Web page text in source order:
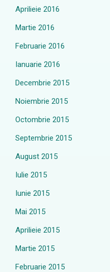
Aprilieie 2016
Martie 2016
Februarie 2016
Ianuarie 2016
Decembrie 2015
Noiembrie 2015
Octombrie 2015
Septembrie 2015
August 2015
Iulie 2015
Iunie 2015
Mai 2015
Aprilieie 2015
Martie 2015
Februarie 2015